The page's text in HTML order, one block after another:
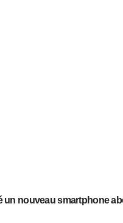
un nouveau smartphone